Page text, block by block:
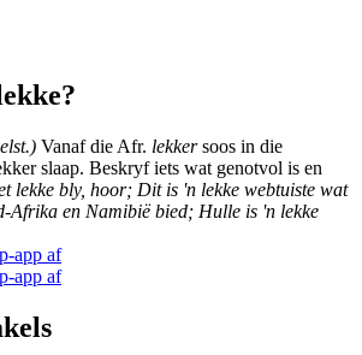
Vanaf die Afr. lekkersoos in die
slaap. Beskryf iets wat genotvol is en
lekke bly, hoor; Dit is 'n lekke webtuiste wat
Afrika en Namibië bied; Hulle is 'n lekke